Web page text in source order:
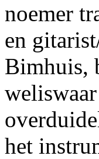
noemer
en
Bimhuis,
het